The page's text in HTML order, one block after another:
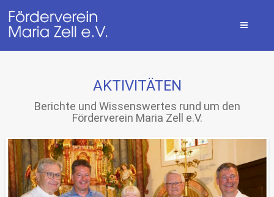
AKTIVITÄTEN
Berichte und Wissenswertes rund um den
Förderverein Maria Zell e.V.